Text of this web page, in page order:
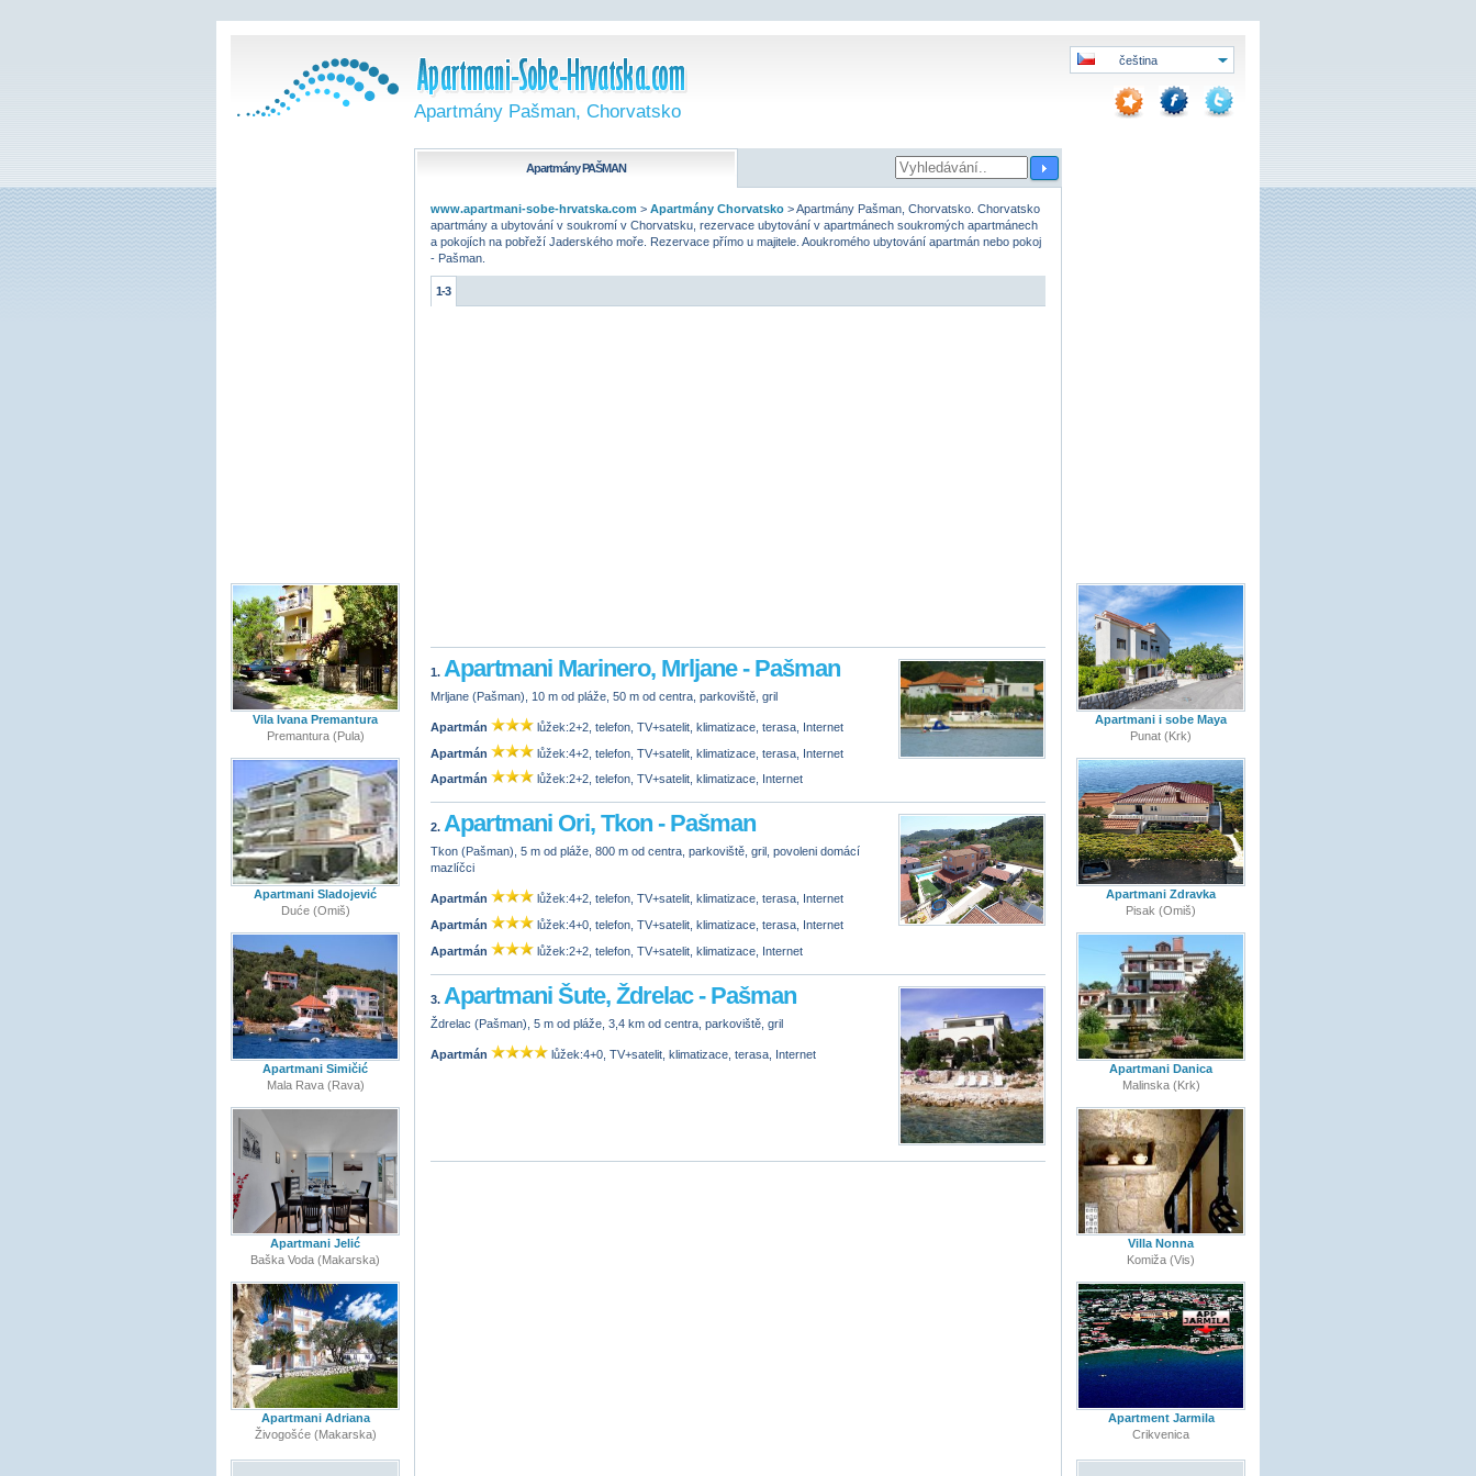
Apartmány Pašman, Chorvatsko
čeština
ApartmányPAŠMAN
www.apartmani-sobe-hrvatska.com > Apartmány Chorvatsko >Apartmány Pašman, Chorvatsko. Chorvatsko
apartmány a ubytování v soukromí v Chorvatsku, rezervace ubytování v apartmánech soukromých apartmánech
a pokojích na pobřeží Jaderského moře. Rezervace přímo u majitele. Aoukromého ubytování apartmán nebo pokoj
- Pašman.
1-3
1. Apartmani Marinero, Mrljane - Pašman
Mrljane (Pašman), 10 m od pláže, 50 m od centra, parkoviště, gril
Apartmán
lůžek:2+2, telefon, TV+satelit, klimatizace, terasa, Internet
Apartmán
lůžek:4+2, telefon, TV+satelit, klimatizace, terasa, Internet
Apartmán
lůžek:2+2, telefon, TV+satelit, klimatizace, Internet
2. Apartmani Ori, Tkon - Pašman
Tkon (Pašman), 5 m od pláže, 800 m od centra, parkoviště, gril, povoleni domácí
mazlíčci
Apartmán
lůžek:4+2, telefon, TV+satelit, klimatizace, terasa, Internet
Apartmán
lůžek:4+0, telefon, TV+satelit, klimatizace, terasa, Internet
Apartmán
lůžek:2+2, telefon, TV+satelit, klimatizace, Internet
3. Apartmani Šute, Ždrelac - Pašman
Ždrelac (Pašman), 5 m od pláže, 3,4 km od centra, parkoviště, gril
Apartmán lůžek:4+0, TV+satelit, klimatizace, terasa, Internet
Vila Ivana Premantura
Premantura (Pula)
Apartmani Sladojević
Duće (Omiš)
Apartmani Simičić
Mala Rava (Rava)
Apartmani Jelić
Baška Voda (Makarska)
Apartmani Adriana
Živogošće (Makarska)
Apartmani i sobe Maya
Punat (Krk)
Apartmani Zdravka
Pisak (Omiš)
Apartmani Danica
Malinska (Krk)
Villa Nonna
Komiža (Vis)
Apartment Jarmila
Crikvenica